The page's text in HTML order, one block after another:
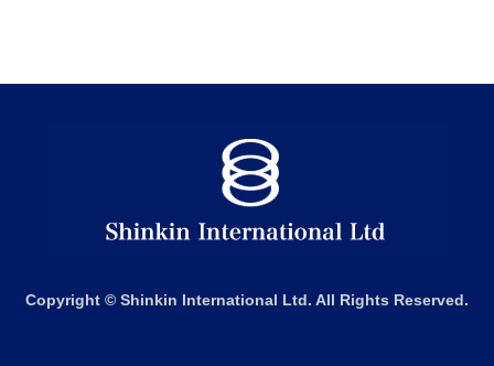
Copyright © Shinkin International Ltd. All Rights Reserved.